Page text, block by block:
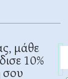
μάθε
10%